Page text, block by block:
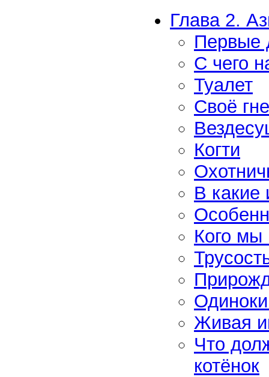
Глава 2.
Первые
С чего
Туалет
Своё
Когти
В какие
Кого мы
Живая
Что
котёнок